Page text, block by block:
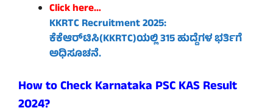
Click here…
KKRTC Recruitment 2025:
ಕೆಕೆಆರ್‌ಟಿಸಿ(KKRTC)ಯಲ್ಲಿ 315 ಹುದ್ದೆಗಳ ಭರ್ತಿಗೆ
ಅಧಿಸೂಚನೆ.
How to Check Karnataka PSC KAS Result